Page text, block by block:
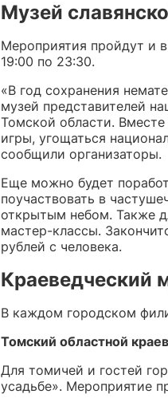
Музей
Мероприятия пройдут и
19:00 по 23:30.
«В год сохранения
музей представителей
Томской области.
игры, угощаться
сообщили организаторы.
Еще можно будет
поучаствовать в
открытым небом. Также
мастер-классы.
рублей с человека.
Краеведческий
В каждом городском
Томский областной
Для томичей и гостей
усадьбе». Мероприятие